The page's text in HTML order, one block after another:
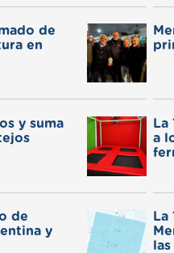
de
en
y suma
La
a
de
y
La